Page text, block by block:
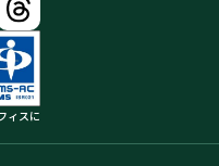
ィスに